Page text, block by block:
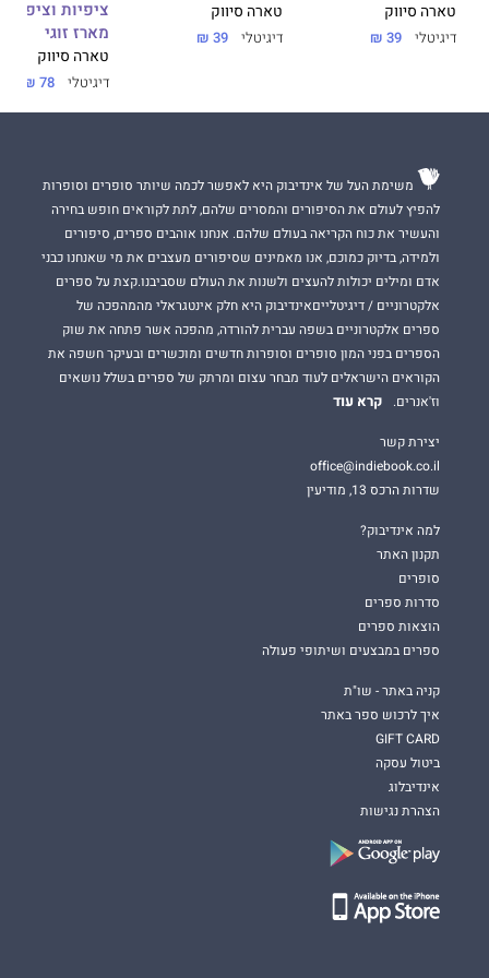
טארה סיווק
דיגיטלי 39 ₪
טארה סיווק
דיגיטלי 39 ₪
ציפיות
מארז זוגי
טארה סיווק
דיגיטלי 78 ₪
משימת העל של אינדיבוק היא לאפשר לכמה שיותר סופרים וסופרות
להפיץ לעולם את הסיפורים והמסרים שלהם, לתת לקוראים חופש בחירה
והעשיר את כוח הקריאה בעולם שלהם. אנחנו אוהבים ספרים, סיפורים
ולמידה, בדיוק כמוכם, אנו מאמינים שסיפורים מעצבים את מי שאנחנו כבני
אדם ומילים יכולות להעצים ולשנות את העולם שסביבנו.קצת על ספרים
אלקטרוניים / דיגיטלייםאינדיבוק היא חלק אינטגראלי מהמהפכה של
ספרים אלקטרוניים בשפה עברית להורדה, מהפכה אשר פתחה את שוק
הספרים בפני המון סופרים וסופרות חדשים ומוכשרים ובעיקר חשפה את
הקוראים הישראלים לעוד מבחר עצום ומרתק של ספרים בשלל נושאים
וז'אנרים.
קרא עוד
יצירת קשר
office@indiebook.co.il
שדרות הרכס 13, מודיעין
למה אינדיבוק?
תקנון האתר
סופרים
סדרות ספרים
הוצאות ספרים
ספרים במבצעים ושיתופי פעולה
קניה באתר - שו"ת
איך לרכוש ספר באתר
GIFT CARD
ביטול עסקה
אינדיבלוג
הצהרת נגישות